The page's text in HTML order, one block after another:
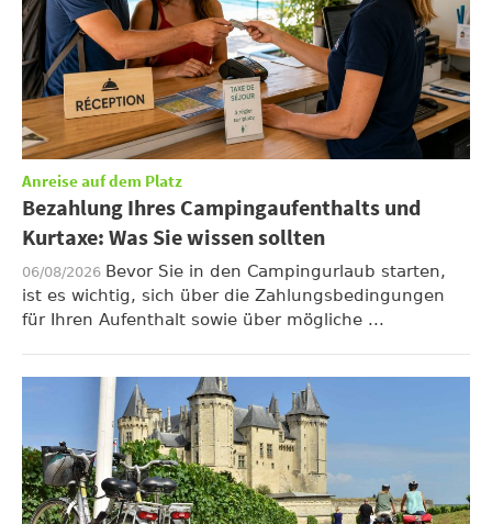
Anreise auf dem Platz
Bezahlung Ihres Campingaufenthalts und
Kurtaxe: Was Sie wissen sollten
06/08/2026 Bevor Sie in den Campingurlaub starten,
ist es wichtig, sich über die Zahlungsbedingungen
für Ihren Aufenthalt sowie über mögliche ...